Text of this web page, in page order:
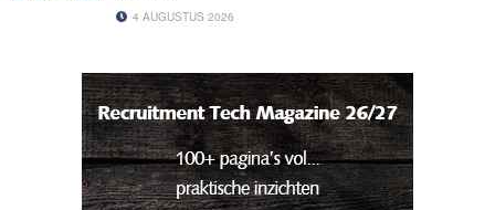
4 AUGUSTUS 2026